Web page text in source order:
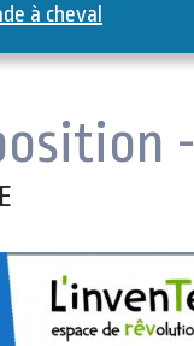
à cheval